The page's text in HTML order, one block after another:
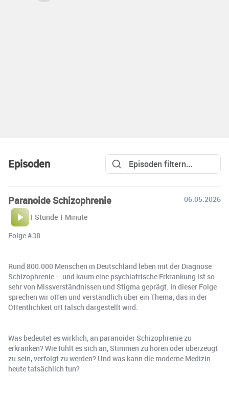
Episoden
Paranoide Schizophrenie
06.05.2026
1 Stunde 1 Minute
Folge #38
Rund 800.000 Menschen in Deutschland leben mit der Diagnose
Schizophrenie – und kaum eine psychiatrische Erkrankung ist so
sehr von Missverständnissen und Stigma geprägt. In dieser Folge
sprechen wir offen und verständlich über ein Thema, das in der
Öffentlichkeit oft falsch dargestellt wird.
Was bedeutet es wirklich, an paranoider Schizophrenie zu
erkranken? Wie fühlt es sich an, Stimmen zu hören oder überzeugt
zu sein, verfolgt zu werden? Und was kann die moderne Medizin
heute tatsächlich tun?